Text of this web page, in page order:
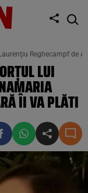
Reghecampf de
LUI
ÎI VA PLĂTI